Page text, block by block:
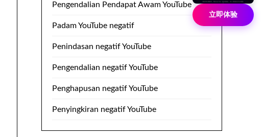
Pengendalian Pendapat Awam YouTube
Padam YouTube negatif
Penindasan negatif YouTube
Pengendalian negatif YouTube
Penghapusan negatif YouTube
Penyingkiran negatif YouTube
立即体验